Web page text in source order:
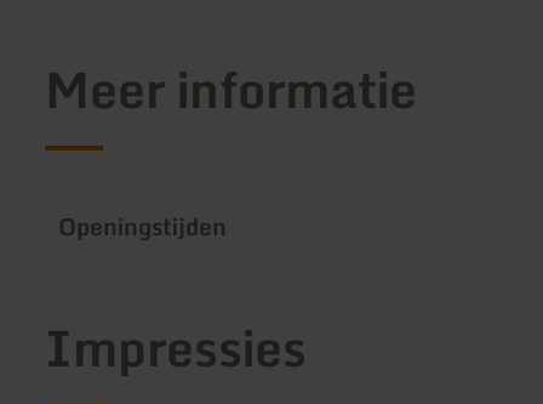
Meer informatie
Openingstijden
Impressies